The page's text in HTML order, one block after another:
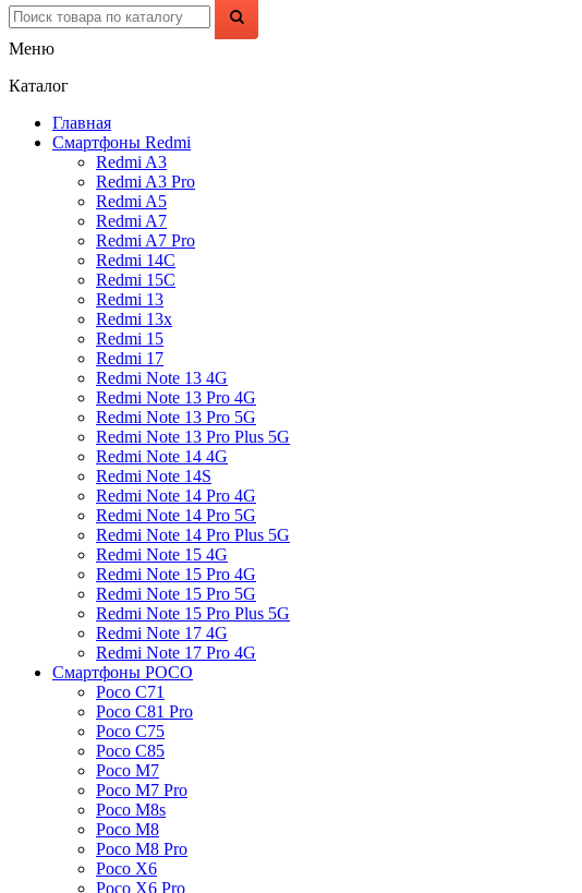
Меню
Каталог
Главная
Смартфоны Redmi
Redmi A3
Redmi A3 Pro
Redmi A5
Redmi A7
Redmi A7 Pro
Redmi 14C
Redmi 15C
Redmi 13
Redmi 13x
Redmi 15
Redmi 17
Redmi Note 13 4G
Redmi Note 13 Pro 4G
Redmi Note 13 Pro 5G
Redmi Note 13 Pro Plus 5G
Redmi Note 14 4G
Redmi Note 14S
Redmi Note 14 Pro 4G
Redmi Note 14 Pro 5G
Redmi Note 14 Pro Plus 5G
Redmi Note 15 4G
Redmi Note 15 Pro 4G
Redmi Note 15 Pro 5G
Redmi Note 15 Pro Plus 5G
Redmi Note 17 4G
Redmi Note 17 Pro 4G
Смартфоны POCO
Poco C71
Poco C81 Pro
Poco C75
Poco C85
Poco M7
Poco M7 Pro
Poco M8s
Poco M8
Poco M8 Pro
Poco X6
Poco X6 Pro